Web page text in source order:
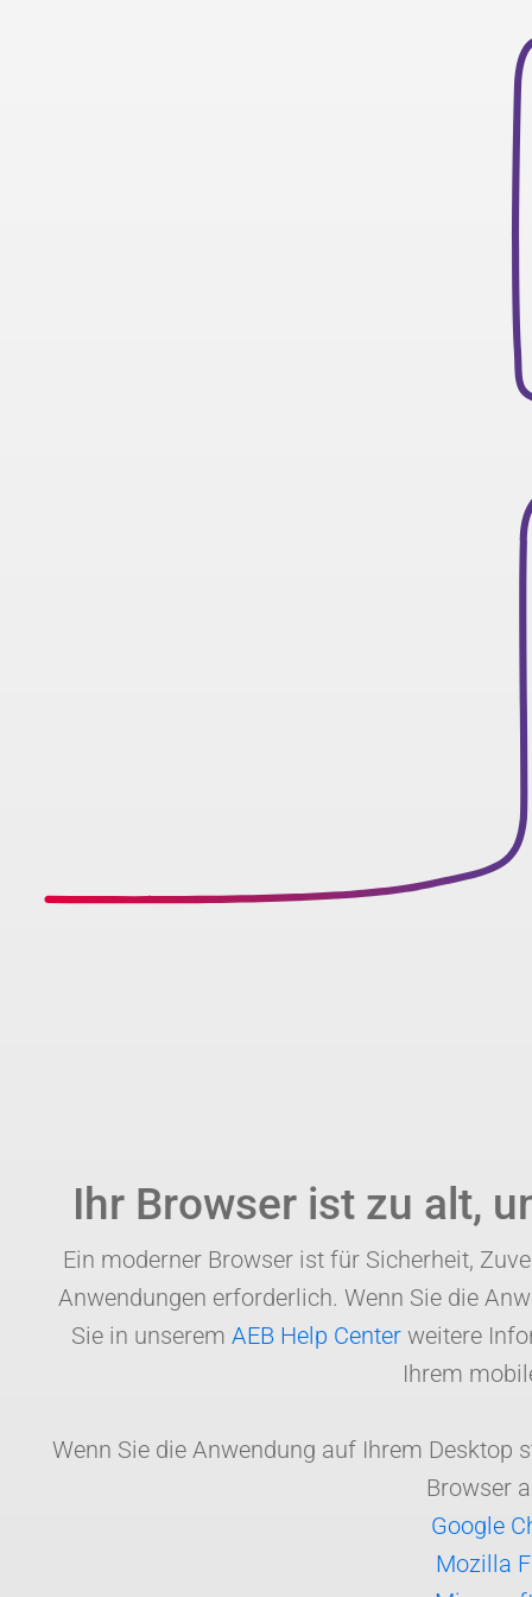
Ihr Browser ist zu alt,
Ein moderner Browser ist für Sicherheit,
Anwendungen erforderlich. Wenn Sie die
Sie in unserem AEB Help Centerweitere
Ihrem
Wenn Sie die Anwendung auf Ihrem Desktop
Browser
Google
Mozilla